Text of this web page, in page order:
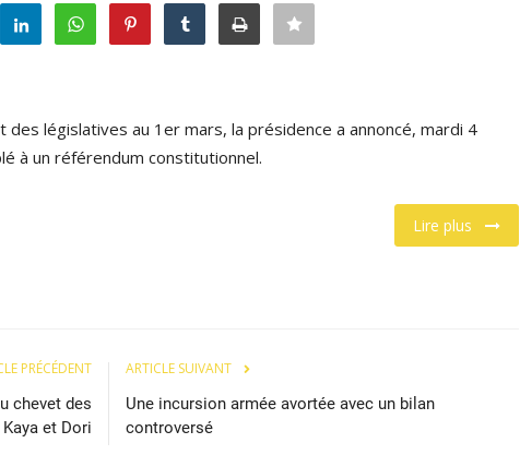
des législatives au 1er mars, la présidence a annoncé, mardi 4
à un référendum constitutionnel.
Lire plus
PRÉCÉDENT
chevet des
et Dori
ARTICLE SUIVANT
Une incursion armée avortée avec un bilan
controversé